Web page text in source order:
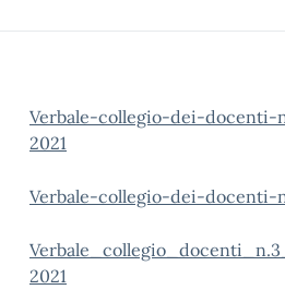
Verbale-collegio-dei-docenti-
2021
Verbale-collegio-dei-docenti-
2021